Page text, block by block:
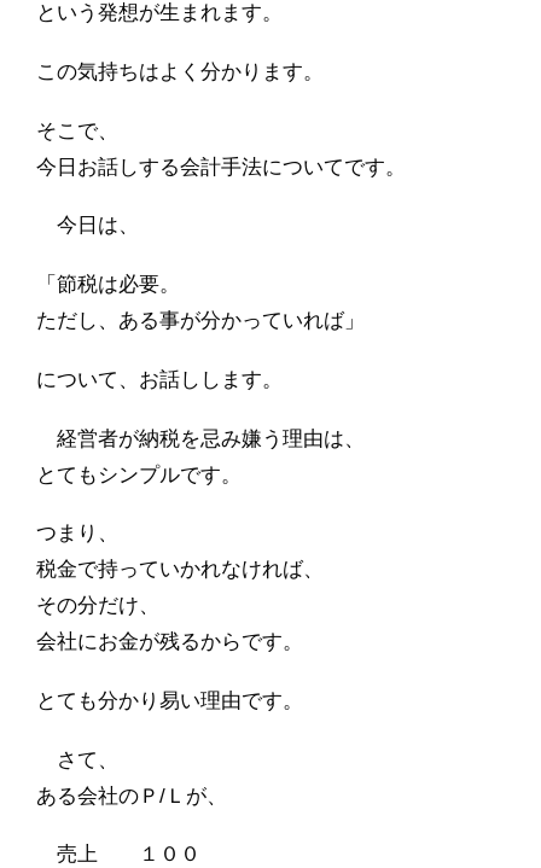
という発想が生まれます。
この気持ちはよく分かります。
そこで、
今日お話しする会計手法についてです。
今日は、
「節税は必要。
ただし、ある事が分かっていれば」
について、お話しします。
経営者が納税を忌み嫌う理由は、
とてもシンプルです。
つまり、
税金で持っていかれなければ、
その分だけ、
会社にお金が残るからです。
とても分かり易い理由です。
さて、
ある会社のＰ/Ｌが、
売上 １００